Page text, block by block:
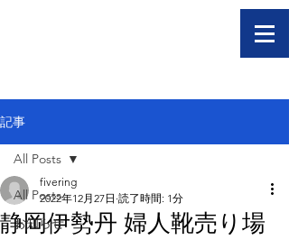
記事
All Posts
お知らせ
All Posts
静岡伊勢丹 婦人靴売り場
fivering
2022年12月27日 読了時間: 1分